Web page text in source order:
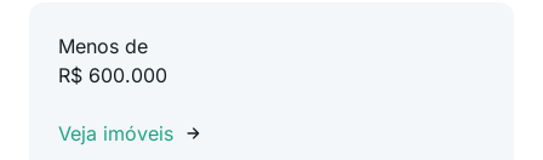
Menos de
R$ 600.000
Veja imóveis